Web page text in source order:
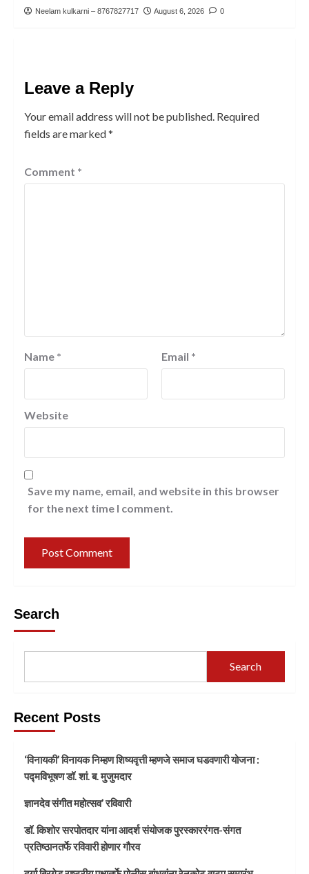
Neelam kulkarni – 8767827717 August 6, 2026 0
Leave a Reply
Your email address will not be published. Required
fields are marked*
Comment *
Name * Email *
Website
Save my name, email, and website in this browser
for the next time I comment.
Search
Search
Recent Posts
‘विनायकी’ विनायक निम्हण शिष्यवृत्ती म्हणजे समाज घडवणारी योजना :
पद्मविभूषण डॉ. शां. ब. मुजुमदार
ज्ञानदेव संगीत महोत्सव’ रविवारी
डॉ. किशोर सरपोतदार यांना आदर्श संयोजक पुरस्काररंगत-संगत
प्रतिष्ठानतर्फे रविवारी होणार गौरव